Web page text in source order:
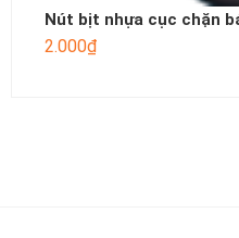
Nút bịt nhựa cục chặn
2.000₫